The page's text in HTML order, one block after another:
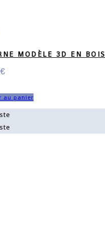
MODÈLE 3D EN BOIS
€
au panier